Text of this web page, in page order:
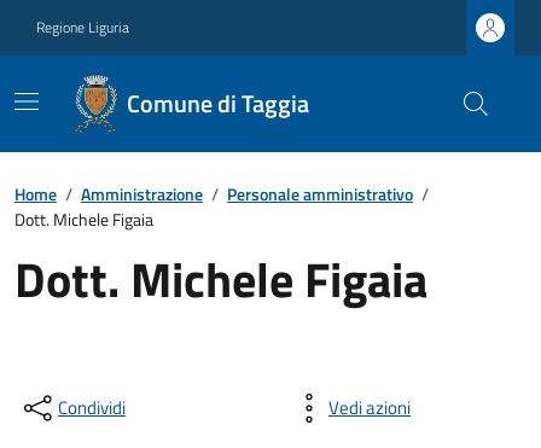
Regione Liguria
Comune di Taggia
Home / Amministrazione / Personale amministrativo /
Dott. Michele Figaia
Dott. Michele Figaia
Condividi Vedi azioni